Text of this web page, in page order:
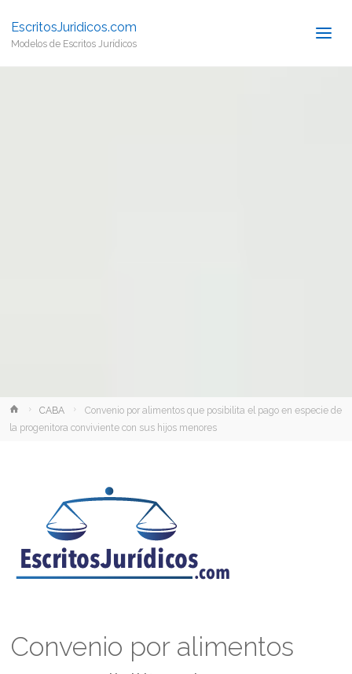
EscritosJuridicos.com
Modelos de Escritos Jurídicos
InicioCABA
Convenio por alimentos que posibilita el pago en especie de
la progenitora conviviente con sus hijos menores
Convenio por alimentos